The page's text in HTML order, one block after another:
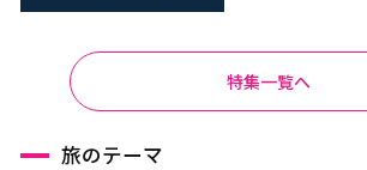
特集一覧へ
旅のテーマ